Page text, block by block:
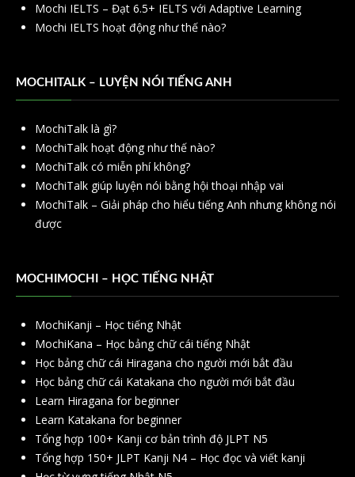
Mochi IELTS – Đạt 6.5+ IELTS với Adaptive Learning
Mochi IELTS hoạt động như thế nào?
MOCHITALK – LUYỆN NÓI TIẾNG ANH
MochiTalk là gì?
MochiTalk hoạt động như thế nào?
MochiTalk có miễn phí không?
MochiTalk giúp luyện nói bằng hội thoại nhập vai
MochiTalk – Giải pháp cho hiểu tiếng Anh nhưng không nói
được
MOCHIMOCHI – HỌC TIẾNG NHẬT
MochiKanji – Học tiếng Nhật
MochiKana – Học bảng chữ cái tiếng Nhật
Học bảng chữ cái Hiragana cho người mới bắt đầu
Học bảng chữ cái Katakana cho người mới bắt đầu
Learn Hiragana for beginner
Learn Katakana for beginner
Tổng hợp 100+ Kanji cơ bản trình độ JLPT N5
Tổng hợp 150+ JLPT Kanji N4 – Học đọc và viết kanji